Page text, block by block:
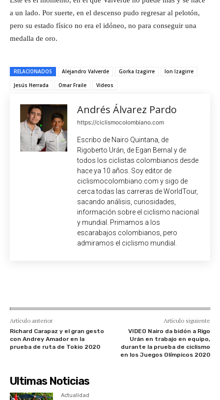
a un lado. Por suerte, en el descenso pudo regresar al pelotón,
pero su estado físico no era el idóneo, no para conseguir una
medalla de oro.
RELACIONADOS Alejandro Valverde Gorka Izagirre
Ion Izagirre
Jesús Herrada
Omar Fraile Videos
Andrés Álvarez Pardo
https://ciclismocolombiano.com
Escribo de Nairo Quintana, de
Rigoberto Urán, de Egan Bernal y de
todos los ciclistas colombianos desde
hace ya 10 años. Soy editor de
ciclismocolombiano.com y sigo de
cerca todas las carreras de WorldTour,
sacando análisis, curiosidades,
información sobre el ciclismo nacional
y mundial. Primamos a los
escarabajos colombianos, pero
admiramos el ciclismo mundial.
Artículo anterior
Richard Carapaz y el gran gesto
con Andrey Amador en la
prueba de ruta de Tokio 2020
Artículo siguiente
VIDEO Nairo da bidón a Rigo
Urán en trabajo en equipo,
durante la prueba de ciclismo
en los Juegos Olímpicos 2020
Ultimas Noticias
Actualidad